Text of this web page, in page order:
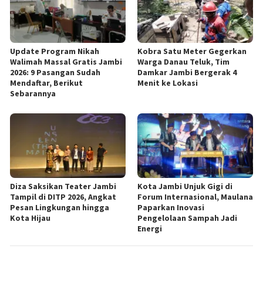
Update Program Nikah
Walimah Massal Gratis Jambi
2026: 9 Pasangan Sudah
Mendaftar, Berikut
Sebarannya
Kobra Satu Meter Gegerkan
Warga Danau Teluk, Tim
Damkar Jambi Bergerak 4
Menit ke Lokasi
Diza Saksikan Teater Jambi
Tampil di DITP 2026, Angkat
Pesan Lingkungan hingga
Kota Hijau
Kota Jambi Unjuk Gigi di
Forum Internasional, Maulana
Paparkan Inovasi
Pengelolaan Sampah Jadi
Energi